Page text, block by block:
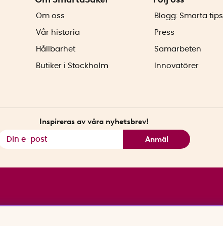
Om oss
Vår historia
Hållbarhet
Butiker i Stockholm
Blogg: Smarta tips
Press
Samarbeten
Innovatörer
Inspireras av våra nyhetsbrev!
Anmäl